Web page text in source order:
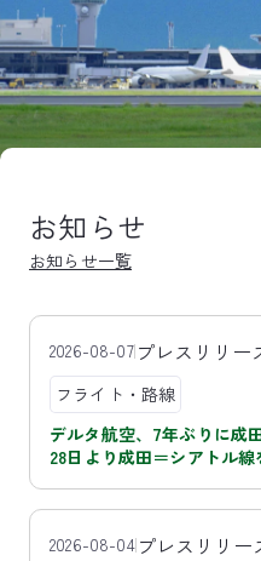
お知らせ
お知らせ一覧
2026-08-07プレスリリー
フライト・路線
デルタ航空、7年ぶりに成
28日より成田＝シアトル線
2026-08-04プレスリリー